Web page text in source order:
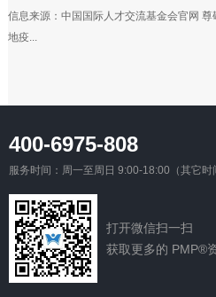
信息来源：中国国际人才交流基金会官网
地疫...
400-6975-808
服务时间：周一至周日 9:00-18:00（其它时
打开微信扫一扫
获取更多的 PMP®